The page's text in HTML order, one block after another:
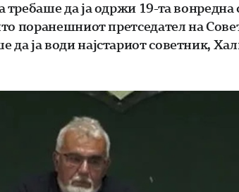
требаше да ја одржи 19-та
поранешниот претседател на
да ја води најстариот советник,